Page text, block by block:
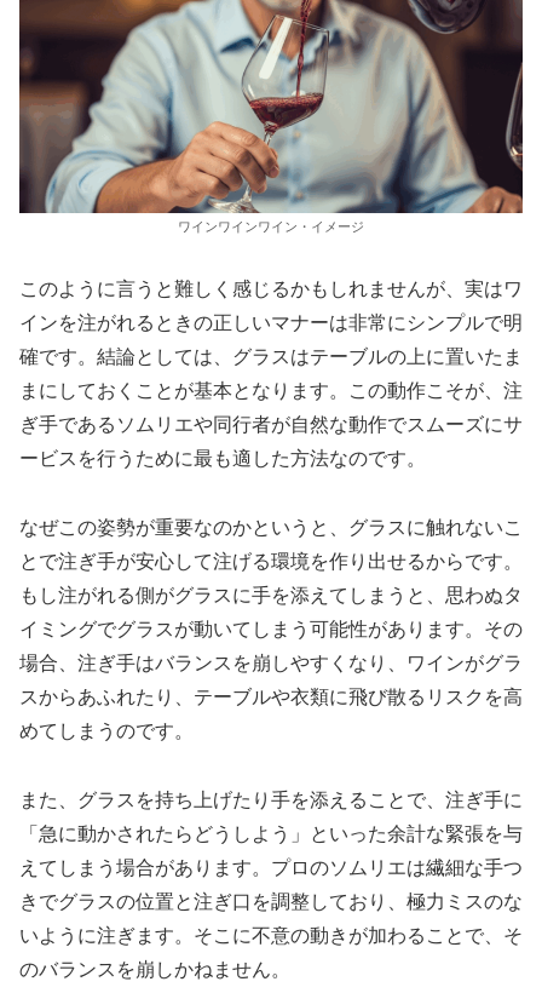
ワインワインワイン・イメージ
このように言うと難しく感じるかもしれませんが、実はワ
インを注がれるときの正しいマナーは非常にシンプルで明
確です。結論としては、グラスはテーブルの上に置いたま
まにしておくことが基本となります。この動作こそが、注
ぎ手であるソムリエや同行者が自然な動作でスムーズにサ
ービスを行うために最も適した方法なのです。
なぜこの姿勢が重要なのかというと、グラスに触れないこ
とで注ぎ手が安心して注げる環境を作り出せるからです。
もし注がれる側がグラスに手を添えてしまうと、思わぬタ
イミングでグラスが動いてしまう可能性があります。その
場合、注ぎ手はバランスを崩しやすくなり、ワインがグラ
スからあふれたり、テーブルや衣類に飛び散るリスクを高
めてしまうのです。
また、グラスを持ち上げたり手を添えることで、注ぎ手に
「急に動かされたらどうしよう」といった余計な緊張を与
えてしまう場合があります。プロのソムリエは繊細な手つ
きでグラスの位置と注ぎ口を調整しており、極力ミスのな
いように注ぎます。そこに不意の動きが加わることで、そ
のバランスを崩しかねません。